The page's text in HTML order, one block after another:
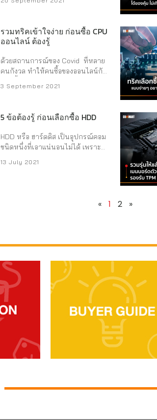
และส่วนลดเพิ่มเติม มีระบบจัดการ
คลิก ช่วยลดความซับซ้อนของฝ่ายไอที
มีรับประกันแบบ Keep Your Drive, ...
จากเจนก่อน ทุกรุ่นยังคงมี P-Core
10nm เหมือนก่อน รวมไปถึงซ็อกเก็ต
ที่เป็นแบบ LGA ...
ตัวเครื่องที่ลงทุนไปไม่น้อย ลองดู
รวมทริคเข้าใจง่าย ก่อนซื้อ CPU
ออนไลน์ ต้องรู้
ด้วยสถานการณ์ของ Covid ที่หลาย
คนกังวล ทำให้คนซื้อของออนไลน์กัน
ช้อปเอง คลิกแล้วจ่ายเงินก็จบ แต่ข้อ
จากคนขาย และไม่ได้เห็นของจริง
จนกว่าของจะมาส่ง ทำให้คนที่จัดสเป
คออนไลน์ต้องมีความรู้พื้นฐานการจัด
สเปคระดังหนึ่ง ถึงจะซื้อมาประกอบ
Commart มีทริคแนะนำการซื้อง่าย ๆ
เมนบอร์ด แรมและการ์ดจอครับ ทริค
สามารถให้ประสิทธิภาพในการเล่น
ของทั้งสองแบรนด์นะ) หากต้องการ
ใช้เล่นเกม Clock speed นั้นสำคัญ
กว่าจำนวนคอร์ การที่จำนวนคอร์
มาก ไม่ได้หมายความว่าจะเล่นเกม
ได้ดีเสมอไป เพราะคอร์ที่มาก แค่อาจ
ช่วยให้ประมวลงานตรงหน้าได้เร็ว
และเกมระดับ AAA ในปัจจุบันก็เรียก
ใช้งาน CPU ...
3 September 2021
5 ข้อต้องรู้ ก่อนเลือกซื้อ HDD
HDD หรือ ฮาร์ดดิส เป็นอุปกรณ์คอม
ชนิดหนึ่งที่เอาแน่นอนไม่ได้ เพราะ
ประกัน หรือบางแบรนด์ก็อยู่ได้นาน
SSD กับ HDD ดีอยู่แล้ว แต่ข้อนี้ขอ
แนะนำสำหรับใครที่ยังไม่รู้จริง ๆ
แล้วกันครับ โดยปัจจุบันเนี่ย หน่วย
เก็บข้อมูลที่ใช้ในคอมหลัก ๆ มีสอง
ประเภท คือเป็นแบบจานหมุนแม่
เหล็ก (HDD) และ Flash Storage
(SSD) ...
13 July 2021
« 1 2 »